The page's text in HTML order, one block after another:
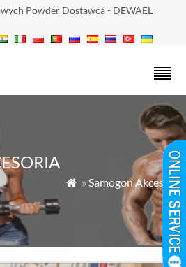
Powder Dostawca - DEWAEL
 » Samogon Akcesoria